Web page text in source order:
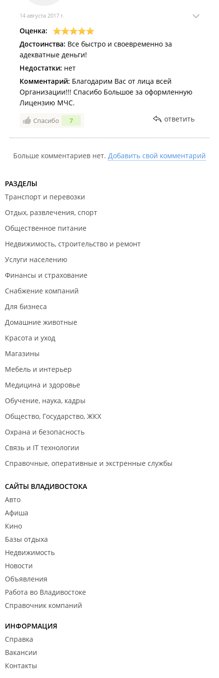
14 августа 2017 г.
Оценка:
Достоинства: Все быстро и своевременно за
адекватные деньги!
Недостатки: нет
Комментарий: Благодарим Вас от лица всей
Организации!!! Спасибо Большое за оформленную
Лицензию МЧС.
Спасибо 7 ответить
Больше комментариев нет. Добавить свой комментарий
РАЗДЕЛЫ
Транспорт и перевозки
Отдых, развлечения, спорт
Общественное питание
Недвижимость, строительство и ремонт
Услуги населению
Финансы и страхование
Снабжение компаний
Для бизнеса
Домашние животные
Красота и уход
Магазины
Мебель и интерьер
Медицина и здоровье
Обучение, наука, кадры
Общество, Государство, ЖКХ
Охрана и безопасность
Связь и IT технологии
Справочные, оперативные и экстренные службы
САЙТЫ ВЛАДИВОСТОКА
Авто
Афиша
Кино
Базы отдыха
Недвижимость
Новости
Объявления
Работа во Владивостоке
Справочник компаний
ИНФОРМАЦИЯ
Справка
Вакансии
Контакты